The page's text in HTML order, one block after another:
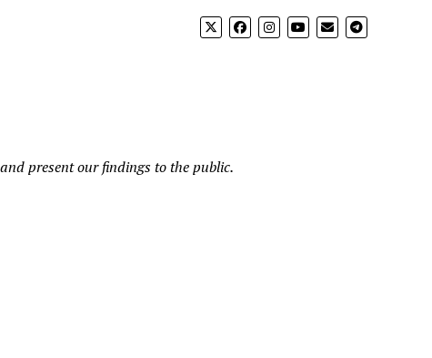
present our findings to the public.